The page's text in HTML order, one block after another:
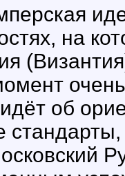
на
об